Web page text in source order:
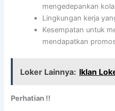
mengedepankan
Lingkungan kerja
Kesempatan untuk
mendapatkan
Loker Lainnya: Iklan
Perhatian !!